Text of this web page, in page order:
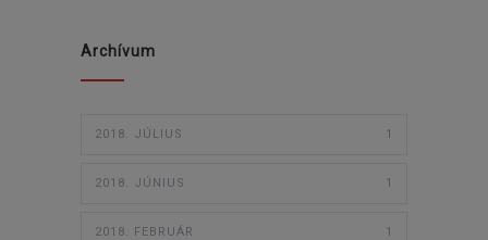
Archívum
2018. JÚLIUS 1
2018. JÚNIUS 1
2018. FEBRUÁR 1